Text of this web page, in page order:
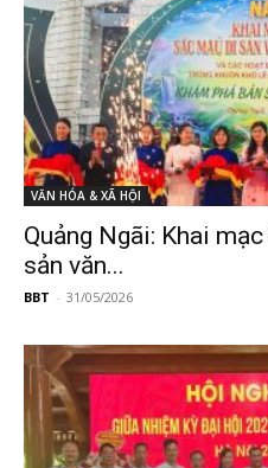
VĂN HÓA & XÃ HỘI
Quảng Ngãi: Khai
sản văn...
BBT - 31/05/2026